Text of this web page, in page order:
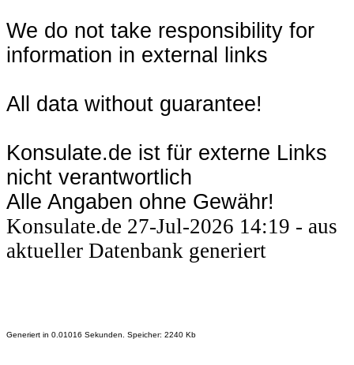
We do not take responsibility for
information in external links
All data without guarantee!
Konsulate.de ist für externe Links
nicht verantwortlich
Alle Angaben ohne Gewähr!
Konsulate.de 27-Jul-2026 14:19 - aus
aktueller Datenbank generiert
Generiert in 0.01016 Sekunden. Speicher: 2240 Kb